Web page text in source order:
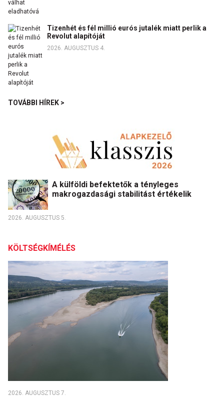
Tizenhét és fél millió eurós jutalék miatt perlik a
Revolut alapítóját
2026. AUGUSZTUS 4.
TOVÁBBI HÍREK >
A külföldi befektetők a tényleges
makrogazdasági stabilitást értékelik
2026. AUGUSZTUS 5.
KÖLTSÉGKÍMÉLÉS
2026. AUGUSZTUS 7.